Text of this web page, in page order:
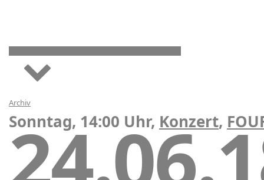
Archiv
Sonntag, 14:00 Uhr, Konzert,